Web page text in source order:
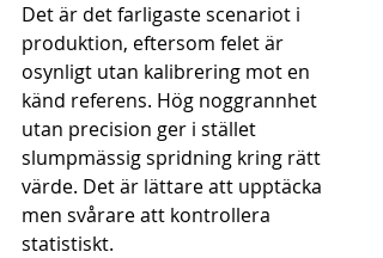
Det är det farligaste scenariot i
produktion, eftersom felet är
osynligt utan kalibrering mot en
känd referens. Hög noggrannhet
utan precision ger i stället
slumpmässig spridning kring rätt
värde. Det är lättare att upptäcka
men svårare att kontrollera
statistiskt.